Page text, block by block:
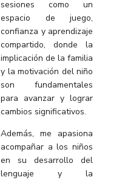
sesiones como un
espacio de juego,
confianza y aprendizaje
compartido, donde la
implicación de la familia
y la motivación del niño
son fundamentales
para avanzar y lograr
cambios significativos.
Además, me apasiona
acompañar a los niños
en su desarrollo del
lenguaje y la